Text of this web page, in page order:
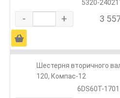
5320-
- + 3
Ä
Шестерня вторичного
120, Компас-12
6DS60T-